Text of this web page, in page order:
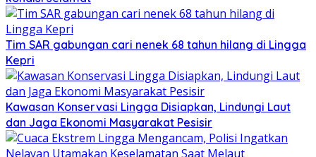
Tim SAR gabungan cari nenek 68 tahun hilang di Lingga
Kepri
Kawasan Konservasi Lingga Disiapkan, Lindungi Laut
dan Jaga Ekonomi Masyarakat Pesisir